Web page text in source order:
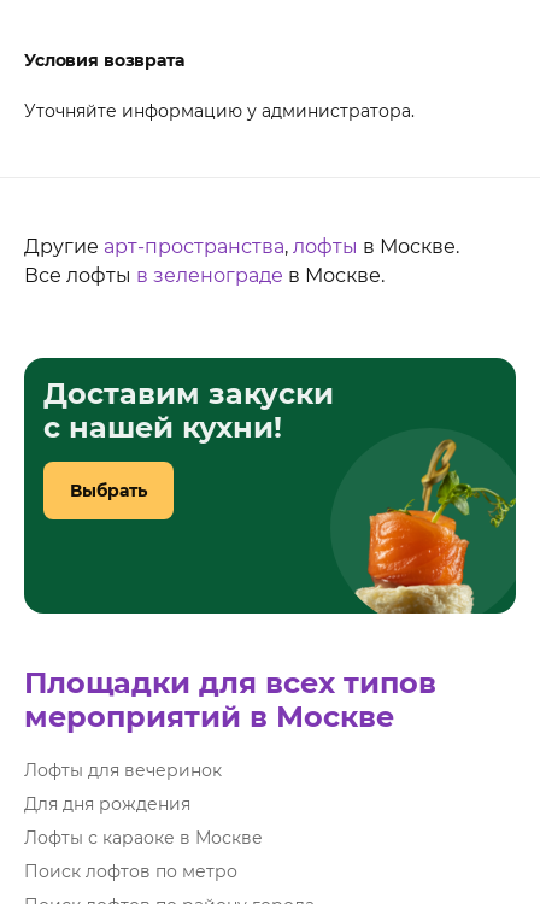
Условия возврата
Уточняйте информацию у администратора.
Другие арт-пространства, лофты в Москве.
Все лофты в зеленограде в Москве.
Доставим закуски
с нашей кухни!
Выбрать
Площадки для всех типов
мероприятий в Москве
Лофты для вечеринок
Для дня рождения
Лофты с караоке в Москве
Поиск лофтов по метро